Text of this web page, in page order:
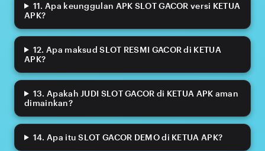
11. Apa keunggulan APK SLOT GACOR versi KETUA
APK?
12. Apa maksud SLOT RESMI GACOR di KETUA
APK?
13. Apakah JUDI SLOT GACOR di KETUA APK aman
dimainkan?
14. Apa itu SLOT GACOR DEMO di KETUA APK?